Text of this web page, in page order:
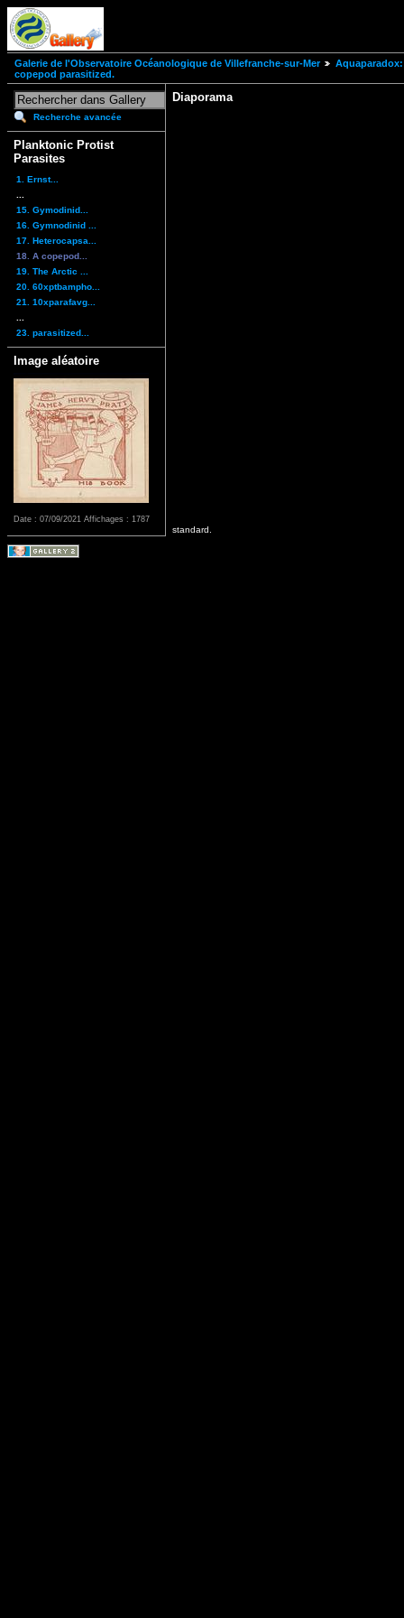
Galerie de l'Observatoire Océanologique de Villefranche-sur-Mer
copepod parasitized.
Recherche avancée
Planktonic Protist
Parasites
1. Ernst...
15. Gymodinid...
16. Gymnodinid ...
17. Heterocapsa...
18. A copepod...
19. The Arctic ...
20. 60xptbampho...
21. 10xparafavg...
23. parasitized...
Image aléatoire
Date : 07/09/2021 Affichages : 1787
Diaporama
standard.